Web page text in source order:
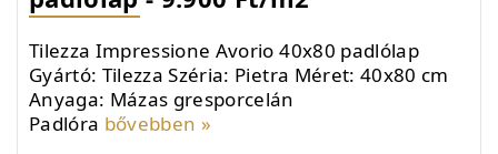
Tilezza Impressione Avorio 40x80 padlólap
Gyártó: Tilezza Széria: Pietra Méret: 40x80 cm
Anyaga: Mázas gresporcelán
Padlóra bővebben »